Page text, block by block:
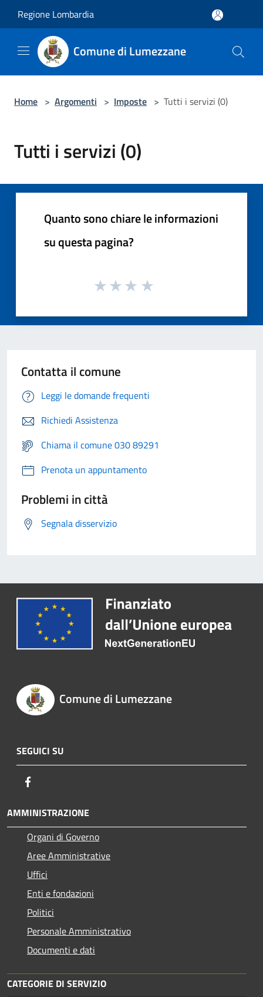
Regione Lombardia
Comune di Lumezzane
Home > Argomenti > Imposte > Tutti i servizi (0)
Tutti i servizi (0)
Quanto sono chiare le informazioni
su questa pagina?
Contatta il comune
Leggi le domande frequenti
Richiedi Assistenza
Chiama il comune 030 89291
Prenota un appuntamento
Problemi in città
Segnala disservizio
Comune di Lumezzane
SEGUICI SU
AMMINISTRAZIONE
Organi di Governo
Aree Amministrative
Uffici
Enti e fondazioni
Politici
Personale Amministrativo
Documenti e dati
CATEGORIE DI SERVIZIO